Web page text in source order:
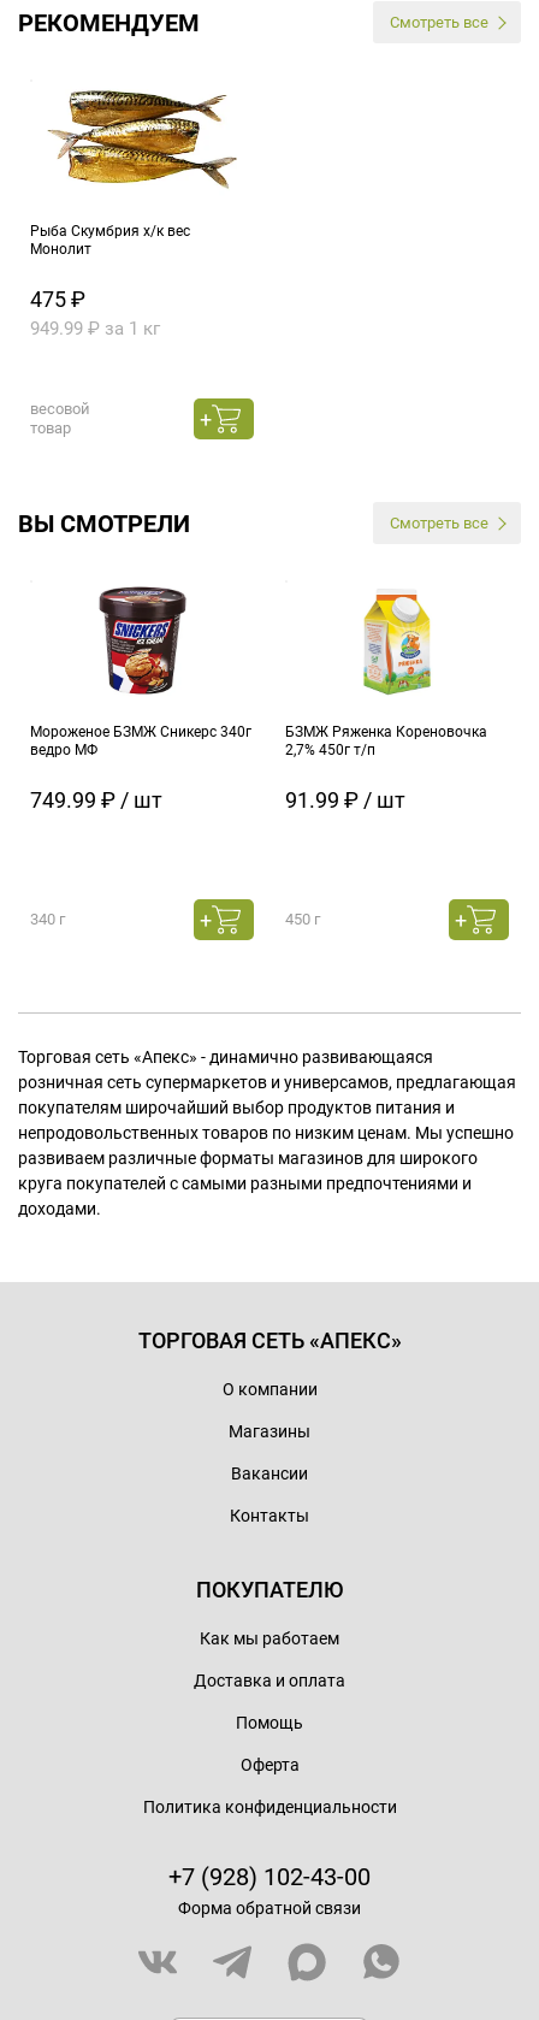
РЕКОМЕНДУЕМ Смотреть все
Рыба Скумбрия х/к вес
Монолит
475 ₽
949.99 ₽ за 1 кг
весовой
товар
ВЫ СМОТРЕЛИ Смотреть все
Мороженое БЗМЖ Сникерс 340г
ведро МФ
749.99 ₽ / шт
340 г
БЗМЖ Ряженка Кореновочка
2,7% 450г т/п
91.99 ₽ / шт
450 г
Торговая сеть «Апекс» - динамично развивающаяся
розничная сеть супермаркетов и универсамов, предлагающая
покупателям широчайший выбор продуктов питания и
непродовольственных товаров по низким ценам. Мы успешно
развиваем различные форматы магазинов для широкого
круга покупателей с самыми разными предпочтениями и
доходами.
ТОРГОВАЯ СЕТЬ «АПЕКС»
О компании
Магазины
Вакансии
Контакты
ПОКУПАТЕЛЮ
Как мы работаем
Доставка и оплата
Помощь
Оферта
Политика конфиденциальности
+7 (928) 102-43-00
Форма обратной связи